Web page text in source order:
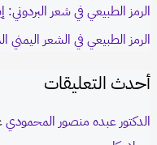
r
:
الرمز الطبيعي في شعر البردوني:
الرمز الطبيعي في الشعر اليمني
أحدث التعليقات
الدكتور عبده منصور المحمودي